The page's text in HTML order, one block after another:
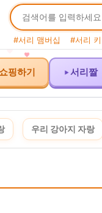
#서리 맴버십 #서리
쇼핑하기 서리짤
우리 강아지 자랑
이 포스팅은 쿠팡 파